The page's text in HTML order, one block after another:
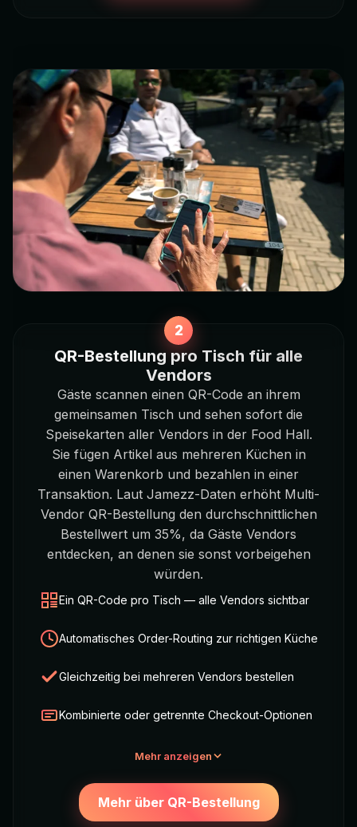
QR-Bestellung pro Tisch für alle
Vendors
Gäste scannen einen QR-Code an ihrem
gemeinsamen Tisch und sehen sofort die
Speisekarten aller Vendors in der Food Hall.
Sie fügen Artikel aus mehreren Küchen in
einen Warenkorb und bezahlen in einer
Transaktion. Laut Jamezz-Daten erhöht Multi-
Vendor QR-Bestellung den durchschnittlichen
Bestellwert um 35%, da Gäste Vendors
entdecken, an denen sie sonst vorbeigehen
würden.
Ein QR-Code pro Tisch — alle Vendors sichtbar
Automatisches Order-Routing zur richtigen Küche
Gleichzeitig bei mehreren Vendors bestellen
Kombinierte oder getrennte Checkout-Optionen
Mehr anzeigen
Mehr über QR-Bestellung